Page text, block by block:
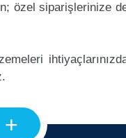
özel siparişlerinize
+